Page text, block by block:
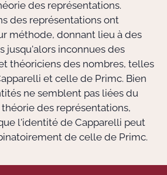
des représentations.
des représentations ont
méthode, donnant lieu à des
jusqu'alors inconnues des
théoriciens des nombres, telles
et celle de Primc. Bien
ne semblent pas liées du
des représentations,
l'identité de Capparelli peut
de celle de Primc.